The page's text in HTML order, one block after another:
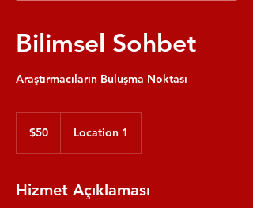
Bilimsel Sohbet
Araştırmacıların Buluşma Noktası
doları$50 Location 1
Hizmet Açıklaması